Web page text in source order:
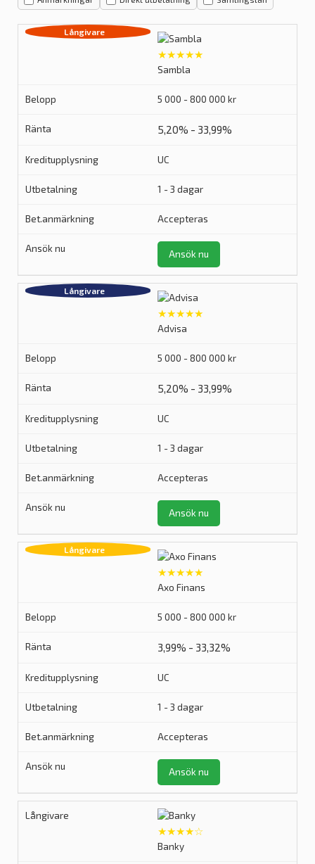
★★★★★
Sambla
5 000 - 800 000 kr
5,20% - 33,99%
UC
1 - 3 dagar
Accepteras
Ansök nu
★★★★★
Advisa
5 000 - 800 000 kr
5,20% - 33,99%
UC
1 - 3 dagar
Accepteras
Ansök nu
★★★★★
Axo Finans
5 000 - 800 000 kr
3,99% - 33,32%
UC
1 - 3 dagar
Accepteras
Ansök nu
★★★★☆
Banky